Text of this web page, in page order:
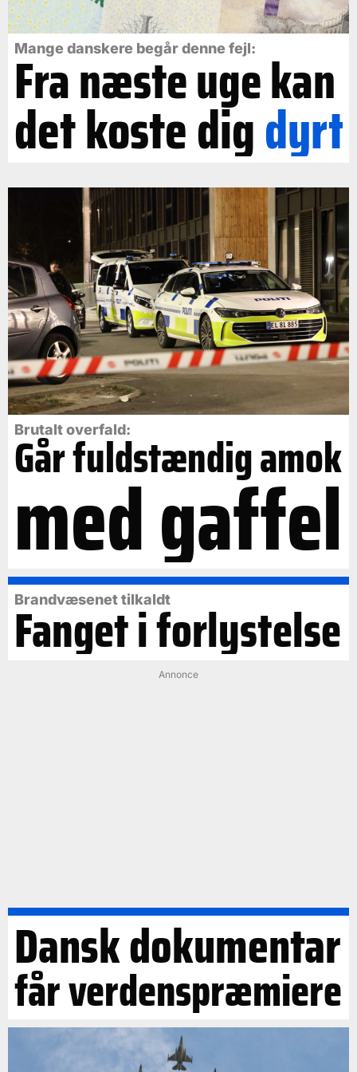
Mange danskere begår denne fejl:
Fra næste uge kan
det koste digdyrt
Brutalt overfald:
Går fuldstændig amok
med gaffel
Brandvæsenet tilkaldt
Fanget i forlystelse
Annonce
Dansk dokumentar
får verdenspræmiere